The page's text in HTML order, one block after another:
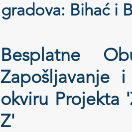
gradova: Bihać i
Besplatne
Zapošljavanje
okviru Projekta
Z'